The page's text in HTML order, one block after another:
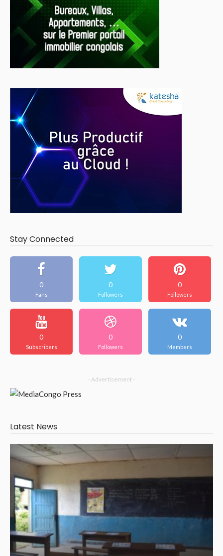
Stay Connected
0
Fans
0
Followers
0
Followers
0
Subscribers
0
Followers
0
Members
- Advertisement -
Latest News